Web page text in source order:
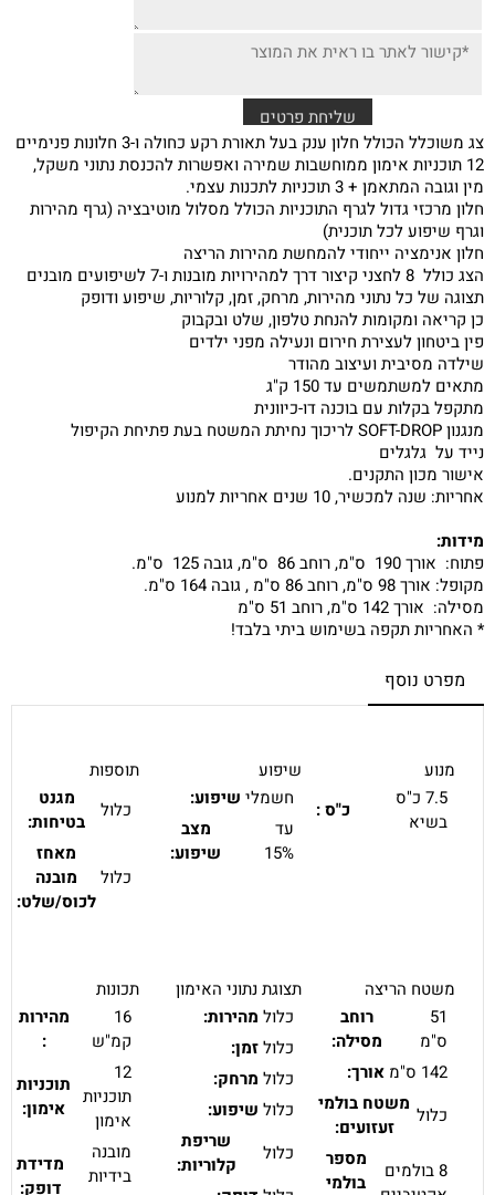
צג משוכלל הכולל חלון ענק בעל תאורת רקע כחולה ו-3 חלונות פנימיים
12 תוכניות אימון ממוחשבות שמירה ואפשרות להכנסת נתוני משקל,
מין וגובה המתאמן + 3 תוכניות לתכנות עצמי.
חלון מרכזי גדול לגרף התוכניות הכולל מסלול מוטיבציה (גרף מהירות
וגרף שיפוע לכל תוכנית)
חלון אנימציה ייחודי להמחשת מהירות הריצה
הצג כולל 8 לחצני קיצור דרך למהירויות מובנות ו-7 לשיפועים מובנים
תצוגה של כל נתוני מהירות, מרחק, זמן, קלוריות, שיפוע ודופק
כן קריאה ומקומות להנחת טלפון, שלט ובקבוק
פין ביטחון לעצירת חירום ונעילה מפני ילדים
שילדה מסיבית ועיצוב מהודר
מתאים למשתמשים עד 150 ק"ג
מתקפל בקלות עם בוכנה דו-כיוונית
מנגנון SOFT-DROP לריכוך נחיתת המשטח בעת פתיחת הקיפול
נייד על גלגלים
אישור מכון התקנים.
אחריות: שנה למכשיר, 10 שנים אחריות למנוע
מידות:
פתוח: אורך 190 ס"מ, רוחב 86 ס"מ, גובה 125 ס"מ.
מקופל: אורך 98 ס"מ, רוחב 86 ס"מ , גובה 164 ס"מ.
מסילה: אורך 142 ס"מ, רוחב 51 ס"מ
* האחריות תקפה בשימוש ביתי בלבד!
מפרט נוסף
מנוע
7.5 כ"ס
בשיא
כ"ס :
שיפוע
חשמלי שיפוע:
עד
15%
מצב
שיפוע:
תוספות
כלול
מגנט
בטיחות:
כלול
מאחז
מובנה
לכוס/שלט:
משטח הריצה
51
ס"מ
רוחב
מסילה:
142 ס"מ
אורך:
כלול משטח בולמי
זעזועים:
8 בולמים
מספר
בולמי
תצוגת נתוני האימון
כלול מהירות:
כלולזמן:
כלול מרחק:
כלול שיפוע:
כלול
שריפת
קלוריות:
תכונות
16
קמ"ש
מהירות
:
12
תוכניות
אימון
תוכניות
אימון:
מובנה
בידיות
מדידת
דופק: